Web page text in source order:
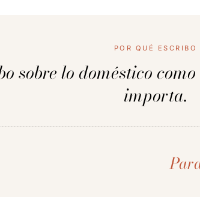
POR QUÉ ESCRIBO
sobre lo doméstico
importa.